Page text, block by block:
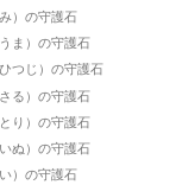
）の守護石
ま）の守護石
つじ）の守護石
る）の守護石
り）の守護石
ぬ）の守護石
）の守護石